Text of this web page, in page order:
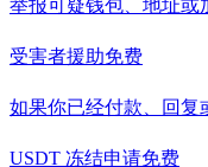
举报可疑钱包、地址或
受害者援助免费
如果你已经付款、回复
USDT 冻结申请免费